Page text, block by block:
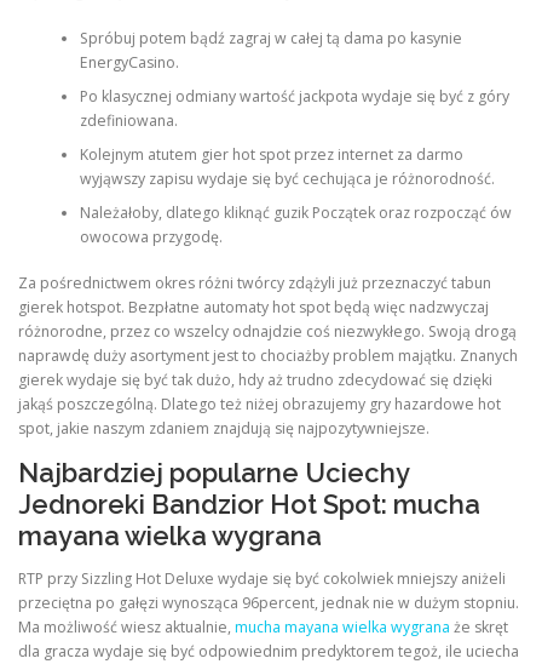
PHYSICAL THERAPY
POST SURGICAL REHABILITATION THERAPY
TESTIMONIALS
THERAPEUTIC MODALITIES
TREATMENTS
ULTRASOUND
Spróbuj potem bądź zagraj w całej tą dama po kasynie
EnergyCasino.
Po klasycznej odmiany wartość jackpota wydaje się być z góry
zdefiniowana.
Kolejnym atutem gier hot spot przez internet za darmo
wyjąwszy zapisu wydaje się być cechująca je różnorodność.
Należałoby, dlatego kliknąć guzik Początek oraz rozpocząć ów
owocowa przygodę.
Za pośrednictwem okres różni twórcy zdążyli już przeznaczyć tabun
gierek hotspot. Bezpłatne automaty hot spot będą więc nadzwyczaj
różnorodne, przez co wszelcy odnajdzie coś niezwykłego. Swoją drogą
naprawdę duży asortyment jest to chociażby problem majątku. Znanych
gierek wydaje się być tak dużo, hdy aż trudno zdecydować się dzięki
jakąś poszczególną. Dlatego też niżej obrazujemy gry hazardowe hot
spot, jakie naszym zdaniem znajdują się najpozytywniejsze.
Najbardziej popularne Uciechy
Jednoreki Bandzior Hot Spot: mucha
mayana wielka wygrana
RTP przy Sizzling Hot Deluxe wydaje się być cokolwiek mniejszy aniżeli
przeciętna po gałęzi wynosząca 96percent, jednak nie w dużym stopniu.
Ma możliwość wiesz aktualnie, mucha mayana wielka wygrana że skręt
dla gracza wydaje się być odpowiednim predyktorem tegoż, ile uciecha